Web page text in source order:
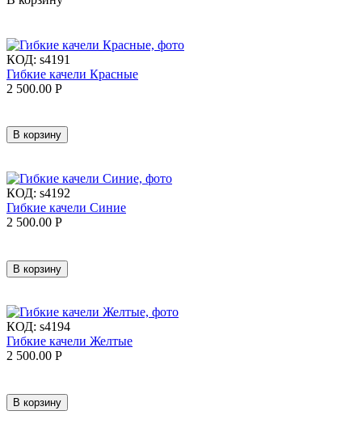
КОД: s4191
Гибкие качели Красные
2 500.00 Р
В корзину
КОД: s4192
Гибкие качели Синие
2 500.00 Р
В корзину
КОД: s4194
Гибкие качели Желтые
2 500.00 Р
В корзину